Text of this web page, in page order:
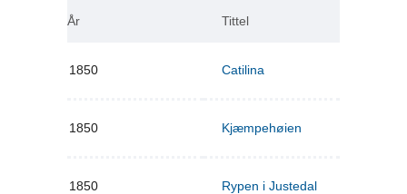
År Tittel
1850 Catilina
1850 Kjæmpehøien
1850 Rypen i Justedal